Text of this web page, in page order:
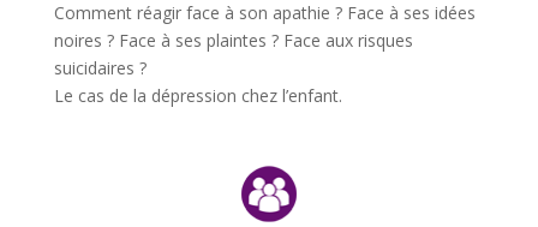
Comment réagir face à son apathie ? Face à ses idées
noires ? Face à ses plaintes ? Face aux risques
suicidaires ?
Le cas de la dépression chez l’enfant.